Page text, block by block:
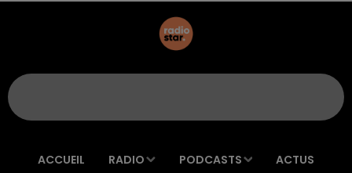
ACCUEIL RADIO PODCASTS ACTUS